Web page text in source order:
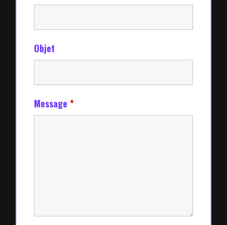
Objet
Message *